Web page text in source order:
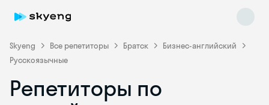
Skyeng Все репетиторы Братск
Бизнес-английский
Русскоязычные
Репетиторы по